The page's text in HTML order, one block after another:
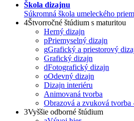
Škola dizajnu
Súkromná škola umeleckého
4Štvorročné štúdium s maturitou
Herný dizajn
pPriemyselný dizajn
gGrafický a priestorový
Grafický dizajn
dFotografický dizajn
oOdevný dizajn
Dizajn interiéru
Animovaná tvorba
Obrazová a zvuková tvorba
3Vyššie odborné štúdium